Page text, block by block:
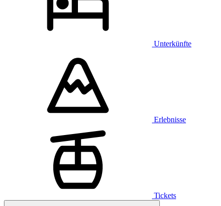
Unterkünfte
Erlebnisse
Tickets